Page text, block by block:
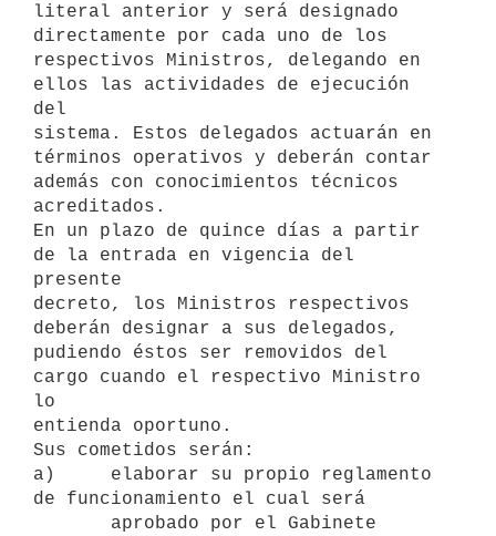
literal anterior y será designado
directamente por cada uno de los
respectivos Ministros, delegando en
ellos las actividades de ejecución
del
sistema. Estos delegados actuarán en
términos operativos y deberán contar
además con conocimientos técnicos
acreditados.
En un plazo de quince días a partir
de la entrada en vigencia del
presente
decreto, los Ministros respectivos
deberán designar a sus delegados,
pudiendo éstos ser removidos del
cargo cuando el respectivo Ministro
lo
entienda oportuno.
Sus cometidos serán:
a)     elaborar su propio reglamento
de funcionamiento el cual será